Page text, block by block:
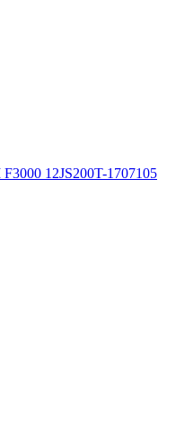
12JS200T-1707105